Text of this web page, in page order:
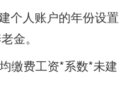
人账户的年份设置
金。
费工资*系数*未建